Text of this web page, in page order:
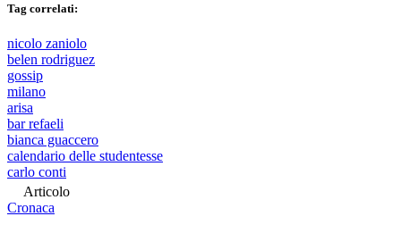
Tag correlati:
nicolo zaniolo
belen rodriguez
gossip
milano
arisa
bar refaeli
bianca guaccero
calendario delle studentesse
carlo conti
Articolo
Cronaca